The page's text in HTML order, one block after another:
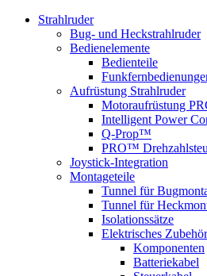
Strahlruder
Bug- und Heckstrahlruder
Bedienelemente
Bedienteile
Aufrüstung Strahlruder
Motoraufrüstung
Intelligent Power
Q-Prop™
PRO™
Joystick-Integration
Montageteile
Tunnel für
Tunnel für
Isolationssätze
Elektrisches Zubehör
Komponenten
Batteriekabel